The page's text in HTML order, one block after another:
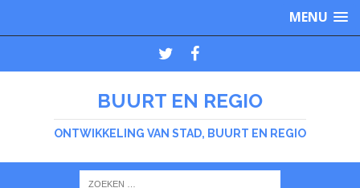
MENU
BUURT EN REGIO
ONTWIKKELING VAN STAD, BUURT EN REGIO